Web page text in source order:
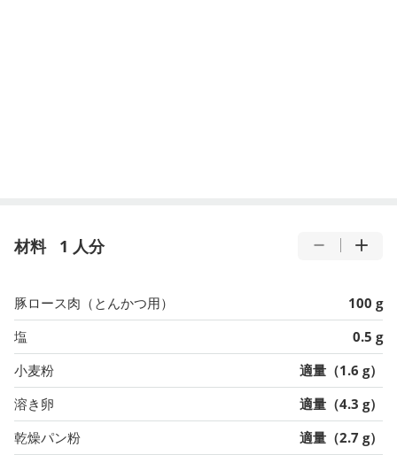
材料 1 人分
豚ロース肉（とんかつ用）
100 g
塩
0.5 g
小麦粉
適量（1.6 g）
溶き卵
適量（4.3 g）
乾燥パン粉
適量（2.7 g）